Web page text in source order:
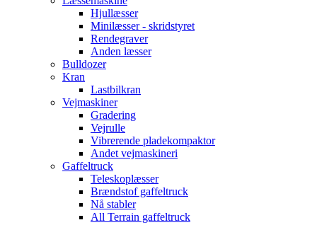
Hjullæsser
Minilæsser - skridstyret
Rendegraver
Anden læsser
Bulldozer
Kran
Lastbilkran
Vejmaskiner
Gradering
Vejrulle
Vibrerende pladekompaktor
Andet vejmaskineri
Gaffeltruck
Teleskoplæsser
Brændstof gaffeltruck
Nå stabler
All Terrain gaffeltruck